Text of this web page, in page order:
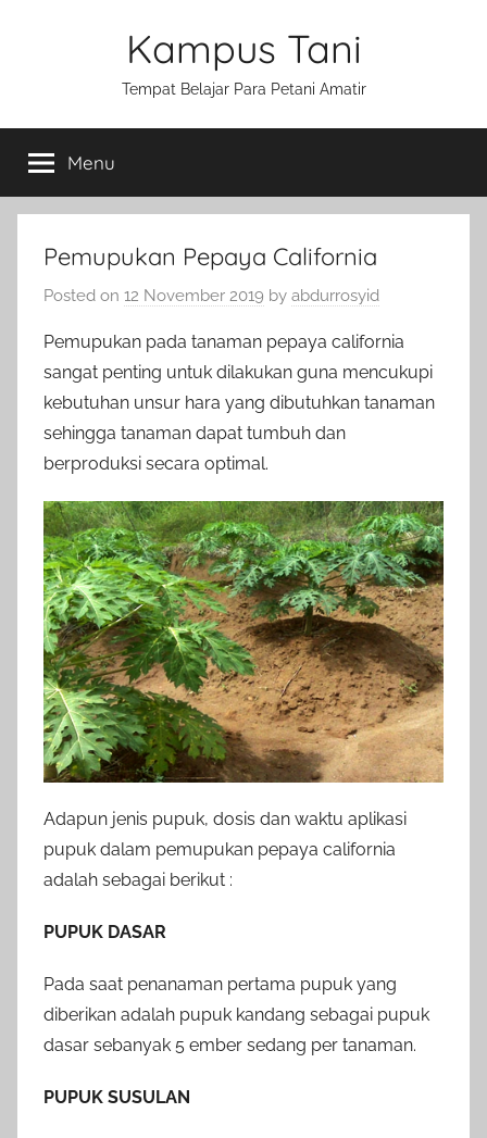
Kampus Tani
Tempat Belajar Para Petani Amatir
Menu
Pemupukan Pepaya California
Posted on 12 November 2019 by abdurrosyid
Pemupukan pada tanaman pepaya california
sangat penting untuk dilakukan guna mencukupi
kebutuhan unsur hara yang dibutuhkan tanaman
sehingga tanaman dapat tumbuh dan
berproduksi secara optimal.
Adapun jenis pupuk, dosis dan waktu aplikasi
pupuk dalam pemupukan pepaya california
adalah sebagai berikut :
PUPUK DASAR
Pada saat penanaman pertama pupuk yang
diberikan adalah pupuk kandang sebagai pupuk
dasar sebanyak 5 ember sedang per tanaman.
PUPUK SUSULAN